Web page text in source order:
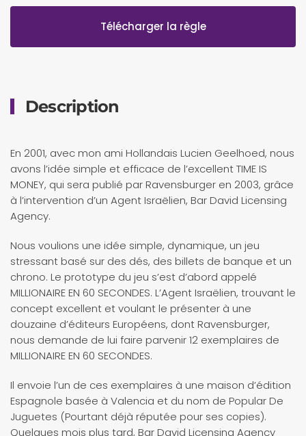
Télécharger la règle
Description
En 2001, avec mon ami Hollandais Lucien Geelhoed, nous
avons l’idée simple et efficace de l’excellent TIME IS
MONEY, qui sera publié par Ravensburger en 2003, grâce
à l’intervention d’un Agent Israëlien, Bar David Licensing
Agency.
Nous voulions une idée simple, dynamique, un jeu
stressant basé sur des dés, des billets de banque et un
chrono. Le prototype du jeu s’est d’abord appelé
MILLIONAIRE EN 60 SECONDES. L’Agent Israëlien, trouvant le
concept excellent et voulant le présenter à une
douzaine d’éditeurs Européens, dont Ravensburger,
nous demande de lui faire parvenir 12 exemplaires de
MILLIONAIRE EN 60 SECONDES.
Il envoie l’un de ces exemplaires à une maison d’édition
Espagnole basée à Valencia et du nom de Popular De
Juguetes (Pourtant déjà réputée pour ses copies).
Quelques mois plus tard, Bar David Licensing Agency